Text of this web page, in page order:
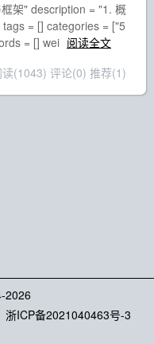
架" description = "1. 概
= [] categories = ["5
= [] wei 阅读全文
读(1043) 评论(0) 推荐(1)
2026
浙ICP备2021040463号-3